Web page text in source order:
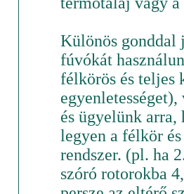
Különös gonddal
fúvókát
félkörös és teljes
és ügyelünk
legyen a félkör
rendszer. (pl. ha
szóró rotorokba